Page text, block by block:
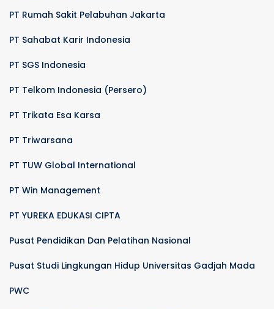
PT Rumah Sakit Pelabuhan Jakarta
PT Sahabat Karir Indonesia
PT SGS Indonesia
PT Telkom Indonesia (Persero)
PT Trikata Esa Karsa
PT Triwarsana
PT TUW Global International
PT Win Management
PT YUREKA EDUKASI CIPTA
Pusat Pendidikan Dan Pelatihan Nasional
Pusat Studi Lingkungan Hidup Universitas Gadjah Mada
PWC